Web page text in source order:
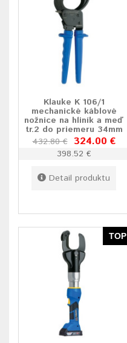
Klauke K 106/1
mechanické káblové
nožnice na hliník a meď
tr.2 do priemeru 34mm
432.80 € 324.00 €
398.52 €
Detail produktu
TOP